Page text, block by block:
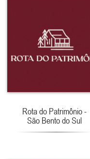
Rota do Patrimônio -
São Bento do Sul